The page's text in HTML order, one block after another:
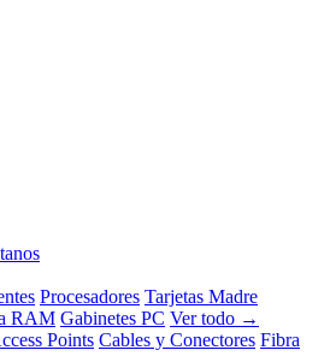
Procesadores Tarjetas Madre
RAM Gabinetes PC Ver todo →
Points Cables y Conectores Fibra